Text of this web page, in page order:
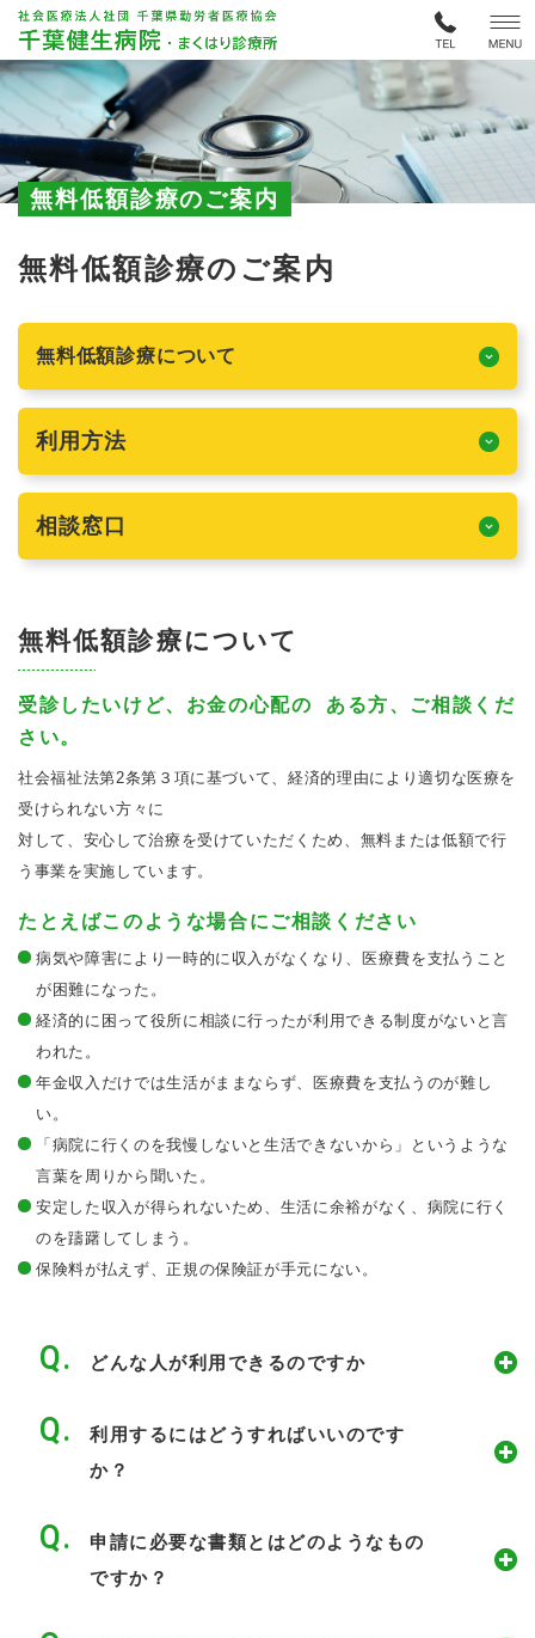
無料低額診療のご案内
無料低額診療のご案内
無料低額診療について
利用方法
相談窓口
無料低額診療について
受診したいけど、お金の心配の ある方、ご相談くだ
さい。
社会福祉法第2条第３項に基づいて、経済的理由により適切な医療を
受けられない方々に
対して、安心して治療を受けていただくため、無料または低額で行
う事業を実施しています。
たとえばこのような場合にご相談ください
病気や障害により一時的に収入がなくなり、医療費を支払うこと
が困難になった。
経済的に困って役所に相談に行ったが利用できる制度がないと言
われた。
年金収入だけでは生活がままならず、医療費を支払うのが難し
い。
「病院に行くのを我慢しないと生活できないから」というような
言葉を周りから聞いた。
安定した収入が得られないため、生活に余裕がなく、病院に行く
のを躊躇してしまう。
保険料が払えず、正規の保険証が手元にない。
どんな人が利用できるのですか
利用するにはどうすればいいのです
か？
申請に必要な書類とはどのようなもの
ですか？